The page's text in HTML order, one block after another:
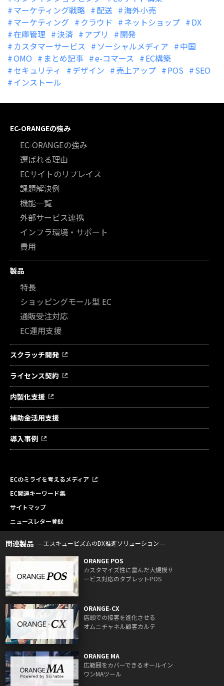
マーケティング戦略
配送
海外小売
マーケティング
クラウド ネットショップ
DX
在庫管理
決済 アプリ
開発
カスタマーサービス
ソーシャルメディア
中国
OMO
まとめ記事 e-コマース
EC構築
セキュリティ
デザイン 売上アップ POS
SEO
インストール
EC-ORANGEの強み
EC-ORANGEの強み
選ばれる理由
ECサイトのリプレイス
課題解決例
機能一覧
外部サービス連携
インフラ環境・サポート
費用
製品
特長
ショッピングモール型 EC
通販受注対応
EC運用支援
スクラッチ開発
ライセンス契約
内製化支援
補助金活用支援
導入事例
ECのミライを考えるメディア
EC関連キーワード集
サイトマップ
ニュースレター登録
関連製品 エスキュービズムのDX推進ソリューション
ORANGE POS
カスタマイズ性に富んだ大規模サ
ービス対応のタブレットPOS
ORANGE-CX
店頭での接客を進化させる
オムニチャネル顧客カルテ
ORANGE MA
広範囲をカバーできるオールイン
ワンMAツール